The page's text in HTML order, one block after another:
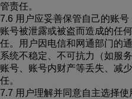
管责任。
7.6 用户应妥善保管自己的账
账号被泄露或被盗而造成的任
任。用户因电信和网通部门的
系统不稳定、不可抗力（如服
账号、账号内财产等丢失、减
任。
7.7 用户理解并同意自主选择